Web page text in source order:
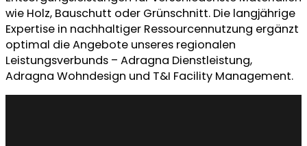
wie Holz, Bauschutt oder Grünschnitt. Die langjährige
Expertise in nachhaltiger Ressourcennutzung ergänzt
optimal die Angebote unseres regionalen
Leistungsverbunds – Adragna Dienstleistung,
Adragna Wohndesign und T&I Facility Management.